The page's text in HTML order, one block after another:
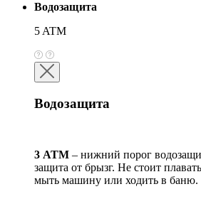
Водозащита
5 ATM
Водозащита
3 АТМ – нижний порог
защита от брызг. Не стоит
мыть машину или ходить в баню.